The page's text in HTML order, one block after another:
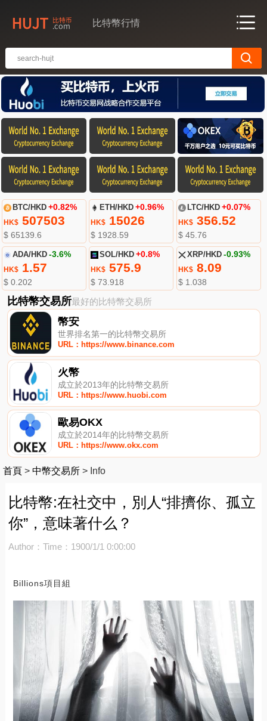
比特幣行情
BTC/HKD +0.82%
HK$507503
$ 65139.6
ETH/HKD +0.96%
HK$ 15026
$ 1928.59
LTC/HKD +0.07%
HK$356.52
$ 45.76
ADA/HKD -3.6%
HK$1.57
$ 0.202
SOL/HKD +0.8%
HK$ 575.9
$ 73.918
XRP/HKD -0.93%
HK$8.09
$ 1.038
比特幣交易所最好的比特幣交易所
幣安
世界排名第一的比特幣交易所
URL：https://www.binance.com
火幣
成立於2013年的比特幣交易所
URL：https://www.huobi.com
歐易OKX
成立於2014年的比特幣交易所
URL：https://www.okx.com
首頁 > 中幣交易所 > Info
比特幣:在社交中，別人“排擠你、孤立
你”，意味著什么？
Author： Time：1900/1/1 0:00:00
Billions項目組